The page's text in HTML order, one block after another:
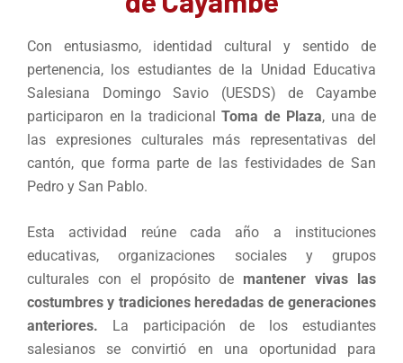
Con entusiasmo, identidad cultural y sentido de
pertenencia, los estudiantes de la Unidad Educativa
Salesiana Domingo Savio (UESDS) de Cayambe
participaron en la tradicional Toma de Plaza, una de
las expresiones culturales más representativas del
cantón, que forma parte de las festividades de San
Pedro y San Pablo.
Esta actividad reúne cada año a instituciones
educativas, organizaciones sociales y grupos
culturales con el propósito de mantener vivas las
costumbres y tradiciones heredadas de generaciones
anteriores. La participación de los estudiantes
salesianos se convirtió en una oportunidad para